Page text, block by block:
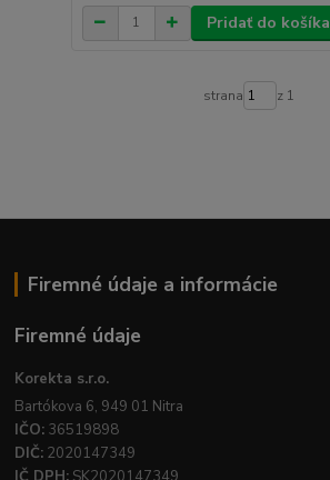
Pridať do košíka
strana z 1
Firemné údaje a informácie
Firemné údaje
Korekta s.r.o.
Bartókova 6, 949 01 Nitra
IČO: 36519898
DIČ: 2020147349